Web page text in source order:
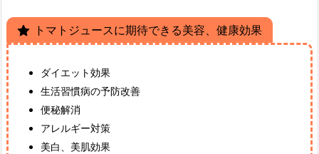
トマトジュースに期待できる美容、健康効果
ダイエット効果
生活習慣病の予防改善
便秘解消
アレルギー対策
美白、美肌効果